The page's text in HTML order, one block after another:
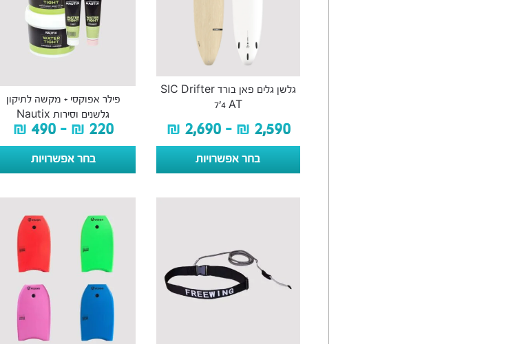
גלשן גלים פאן בורד SIC Drifter
7’4 AT
₪ 2,590
–
₪ 2,690
בחר אפשרויות
פילר אפוקסי + מקשה לתיקון
גלשנים וסירות Nautix
₪ 220
–
₪ 490
בחר אפשרויות